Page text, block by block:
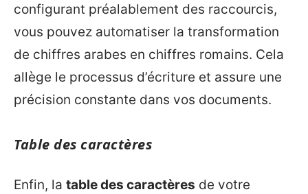
configurant préalablement des raccourcis,
vous pouvez automatiser la transformation
de chiffres arabes en chiffres romains. Cela
allège le processus d’écriture et assure une
précision constante dans vos documents.
Table des caractères
Enfin, la table des caractères de votre